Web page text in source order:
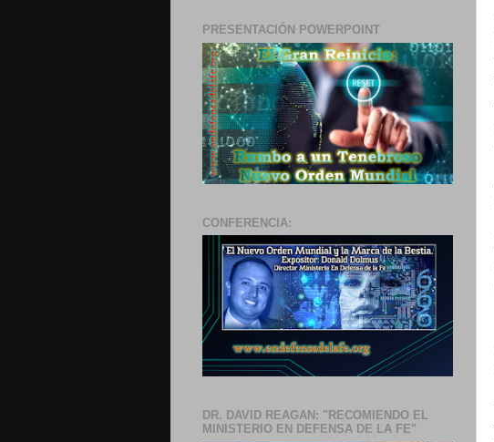
PRESENTACIÓN POWERPOINT
CONFERENCIA:
DR. DAVID REAGAN: "RECOMIENDO EL
MINISTERIO EN DEFENSA DE LA FE"